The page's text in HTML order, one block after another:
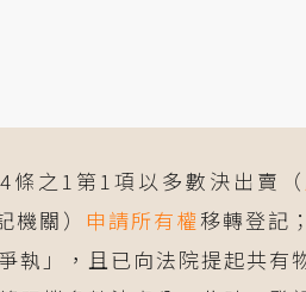
條之1第1項以多數決出賣（
機關） 申請所有權移轉登記
執」，且已向法院提起共有